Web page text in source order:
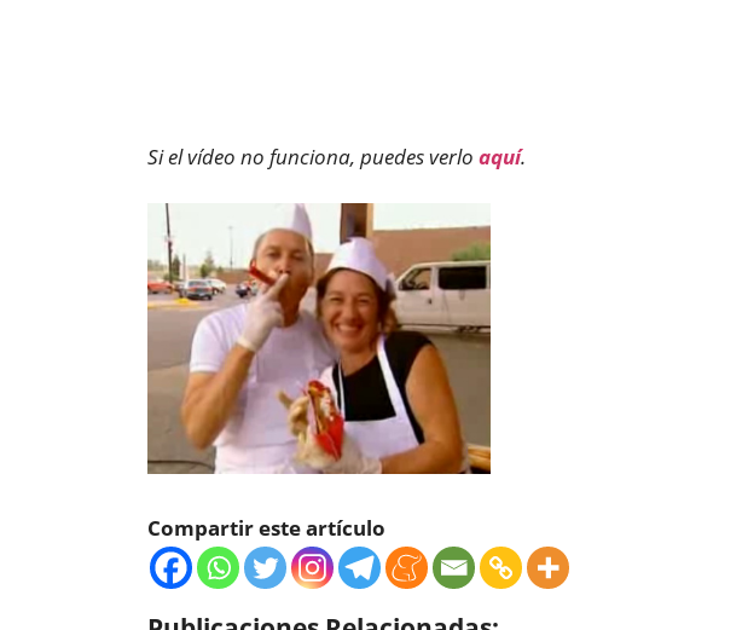
Si el vídeo no funciona, puedes verlo aquí.
Compartir este artículo